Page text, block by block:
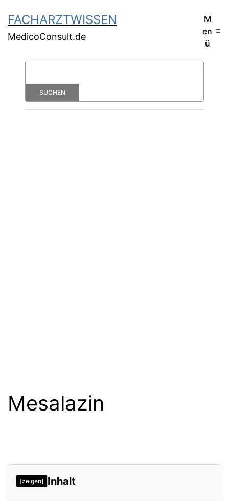
FACHARZTWISSEN
MedicoConsult.de
M
en
ü
Mesalazin
[zeigen] Inhalt